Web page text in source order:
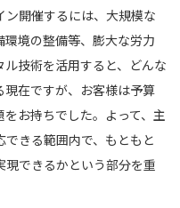
ン開催するには、大規模な
境の整備等、膨大な労力
技術を活用すると、どんな
現在ですが、お客様は予算
お持ちでした。よって、主
きる範囲内で、もともと
できるかという部分を重